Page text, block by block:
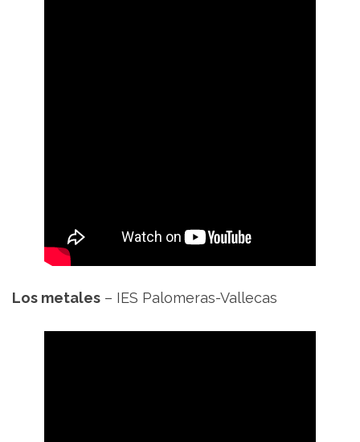
Los metales – IES Palomeras-Vallecas